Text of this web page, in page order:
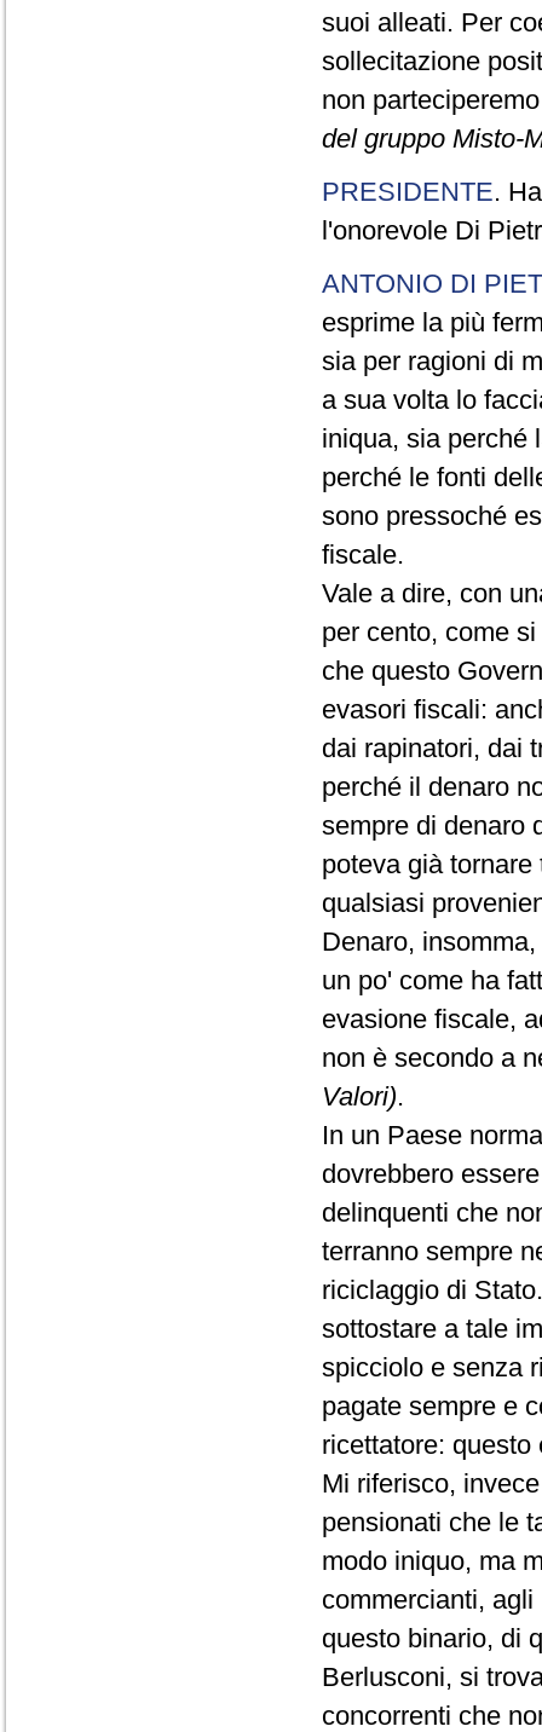
suoi alleati. Per
sollecitazione
non
del gruppo Misto-
PRESIDENTE.
l'onorevole Di
ANTONIO DI
esprime la più
sia per ragioni di
a sua volta lo
iniqua, sia perché
perché le fonti
sono pressoché
fiscale.
Vale a dire, con
per cento, come
che questo
evasori fiscali:
dai rapinatori, dai
perché il denaro
sempre di denaro
poteva già
qualsiasi
Denaro,
un po' come ha
evasione fiscale,
non è secondo a
Valori).
In un Paese
dovrebbero
delinquenti che
terranno sempre
riciclaggio di
sottostare a tale
spicciolo e senza
pagate sempre e
ricettatore:
Mi riferisco,
pensionati che le
modo iniquo, ma
commercianti,
questo binario, di
Berlusconi, si
concorrenti che